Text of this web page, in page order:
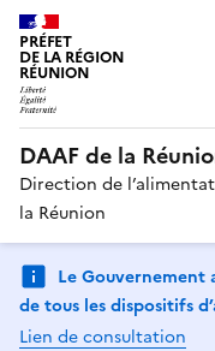
PRÉFET
DE LA RÉGION
RÉUNION
DAAF de la
Direction de
la Réunion
Le Gouvernement
de tous les dispositifs
Lien de consultation